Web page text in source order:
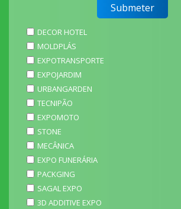
DECOR HOTEL
MOLDPLÁS
EXPOTRANSPORTE
EXPOJARDIM
URBANGARDEN
TECNIPÃO
EXPOMOTO
STONE
MECÂNICA
EXPO FUNERÁRIA
PACKGING
SAGAL EXPO
3D ADDITIVE EXPO